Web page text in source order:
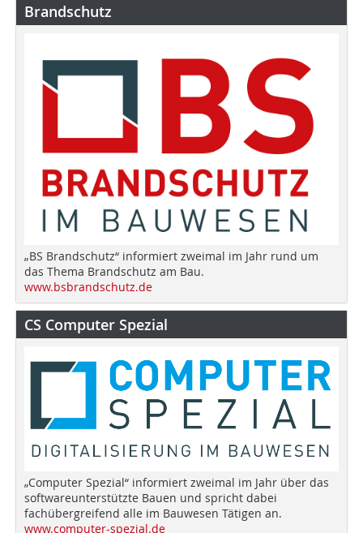
Brandschutz
„BS Brandschutz“ informiert zweimal im Jahr rund um
das Thema Brandschutz am Bau.
www.bsbrandschutz.de
CS Computer Spezial
„Computer Spezial“ informiert zweimal im Jahr über das
softwareunterstützte Bauen und spricht dabei
fachübergreifend alle im Bauwesen Tätigen an.
www.computer-spezial.de